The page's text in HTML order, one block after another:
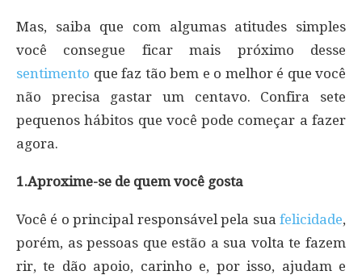
Mas, saiba que com algumas atitudes simples
você consegue ficar mais próximo desse
sentimento que faz tão bem e o melhor é que você
não precisa gastar um centavo. Confira sete
pequenos hábitos que você pode começar a fazer
agora.
1.Aproxime-se de quem você gosta
Você é o principal responsável pela sua felicidade,
porém, as pessoas que estão a sua volta te fazem
rir, te dão apoio, carinho e, por isso, ajudam e